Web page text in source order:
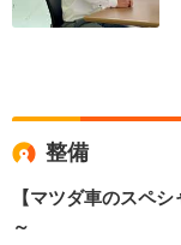
整備
【マツダ車のスペ
～